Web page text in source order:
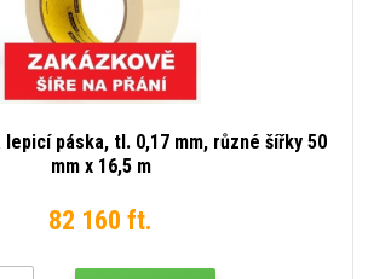
lepicí páska, tl. 0,17 mm, různé šířky 50
mm x 16,5 m
82 160 ft.